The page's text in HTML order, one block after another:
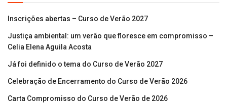
Inscrições abertas – Curso de Verão 2027
Justiça ambiental: um verão que floresce em compromisso –
Celia Elena Aguila Acosta
Já foi definido o tema do Curso de Verão 2027
Celebração de Encerramento do Curso de Verão 2026
Carta Compromisso do Curso de Verão de 2026